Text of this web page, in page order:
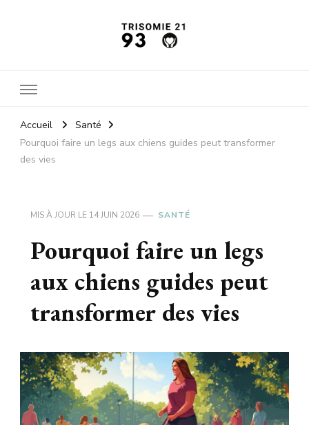
Accueil
Santé
Pourquoi faire un legs aux chiens guides peut transformer
des vies
MIS À JOUR LE 14 JUIN 2026 SANTÉ
Pourquoi faire un legs
aux chiens guides peut
transformer des vies